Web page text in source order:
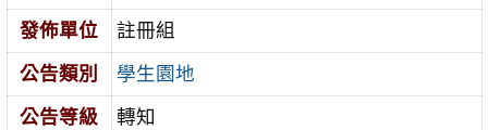
發佈單位
註冊組
公告類別
學生園地
公告等級
轉知